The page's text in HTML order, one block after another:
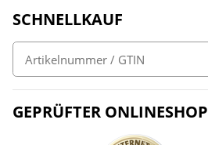
SCHNELLKAUF
GEPRÜFTER ONLINESHOP